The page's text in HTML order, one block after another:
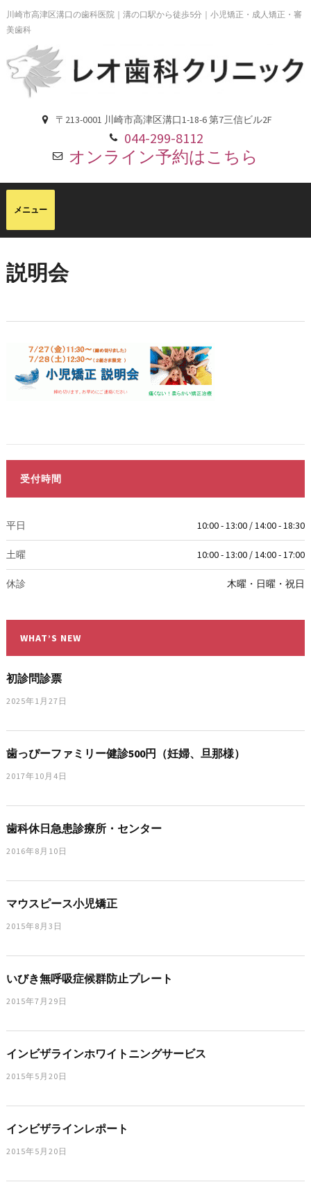
川崎市高津区溝口の歯科医院｜溝の口駅から徒歩5分｜小児矯正・成人矯正・審
美歯科
〒213-0001 川崎市高津区溝口1-18-6 第7三信ビル2F
044-299-8112
オンライン予約はこちら
説明会
受付時間
平日 10:00 - 13:00 / 14:00 - 18:30
土曜 10:00 - 13:00 / 14:00 - 17:00
休診 木曜・日曜・祝日
WHAT’S NEW
初診問診票
2025年1月27日
歯っぴーファミリー健診500円（妊婦、旦那様）
2017年10月4日
歯科休日急患診療所・センター
2016年8月10日
マウスピース小児矯正
2015年8月3日
いびき無呼吸症候群防止プレート
2015年7月29日
インビザラインホワイトニングサービス
2015年5月20日
インビザラインレポート
2015年5月20日